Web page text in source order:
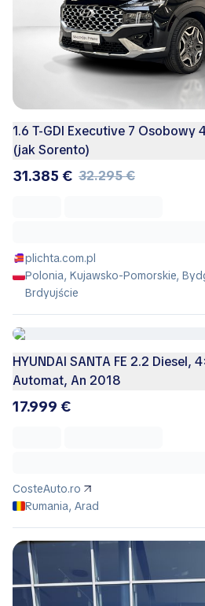
1.6 T-GDI Executive 7 Osobowy
(jak Sorento)
31.385 € 32.295 €
plichta.com.pl
Polonia, Kujawsko-Pomorskie,
Brdyujście
HYUNDAI SANTA FE 2.2 Diesel,
Automat, An 2018
17.999 €
CosteAuto.ro
Rumania, Arad